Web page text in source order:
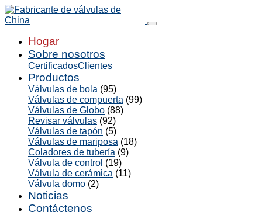
Hogar
Sobre nosotros
CertificadosClientes
Productos
Válvulas de bola (95)
Válvulas de compuerta (99)
Válvulas de Globo (88)
Revisar válvulas (92)
Válvulas de tapón (5)
Válvulas de mariposa (18)
Coladores de tubería (9)
Válvula de control (19)
Válvula de cerámica (11)
Válvula domo (2)
Noticias
Contáctenos